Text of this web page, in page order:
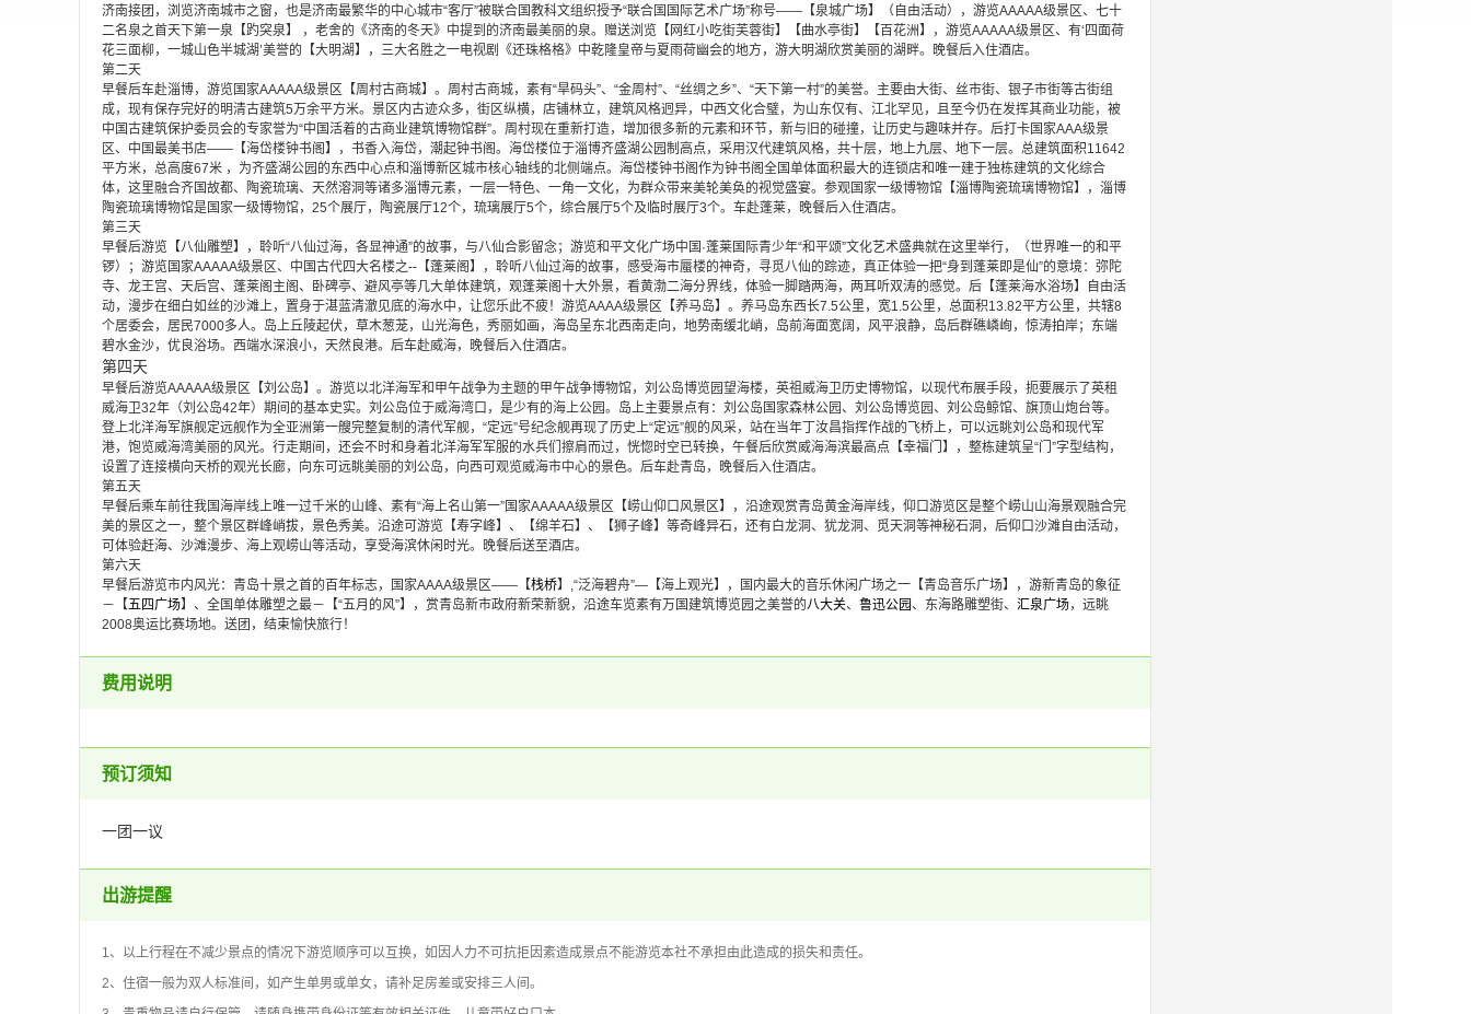
济南接团，浏览济南城市之窗，也是济南最繁华的中心城市“客厅”被联合国教科文组织授予“联合国国际艺术广场”称号——【泉城广场】（自由活动），游览AAAAA级景区、七十
二名泉之首天下第一泉【趵突泉】 ，老舍的《济南的冬天》中提到的济南最美丽的泉。 赠送浏览【网红小吃街芙蓉街】【曲水亭街】【百花洲】，游览AAAAA级景区、有‘四面荷
花三面柳，一城山色半城湖’美誉的【大明湖】，三大名胜之一电视剧《还珠格格》中乾隆皇帝与夏雨荷幽会的地方，游大明湖欣赏美丽的湖畔。晚餐后入住酒店。
第二天
早餐后车赴淄博，游览国家AAAAA级景区【周村古商城】。 周村古商城，素有“旱码头”、“金周村”、“丝绸之乡”、“天下第一村”的美誉。主要由大街、丝市街、银子市街等古街组
成，现有保存完好的明清古建筑5万余平方米。景区内古迹众多，街区纵横，店铺林立，建筑风格迥异，中西文化合璧，为山东仅有、江北罕见，且至今仍在发挥其商业功能，被
中国古建筑保护委员会的专家誉为“中国活着的古商业建筑博物馆群”。周村现在重新打造，增加很多新的元素和环节，新与旧的碰撞，让历史与趣味并存。后打卡国家AAA级景
区、 中国最美书店—— 【海岱楼钟书阁】， 书香入海岱，潮起钟书阁。海岱楼位于淄博齐盛湖公园制高点，采用汉代建筑风格，共十层，地上九层、地下一层。总建筑面积11642
平方米，总高度67米 ，为齐盛湖公园的东西中心点和淄博新区城市核心轴线的北侧端点。海岱楼钟书阁作为钟书阁全国单体面积最大的连锁店和唯一建于独栋建筑的文化综合
体，这里融合齐国故都、陶瓷琉璃、天然溶洞等诸多淄博元素，一层一特色、一角一文化，为群众带来美轮美奂的视觉盛宴。 参观国家一级博物馆【淄博陶瓷琉璃博物馆】，淄博
陶瓷琉璃博物馆是国家一级博物馆， 25个展厅，陶瓷展厅12个，琉璃展厅5个，综合展厅5个及临时展厅3个。车赴蓬莱， 晚餐后入住酒店。
第三天
早餐后游览【八仙雕塑】， 聆听“八仙过海，各显神通”的故事，与八仙合影留念；游览和平文化广场中国 ·蓬莱国际青少年“和平颂”文化艺术盛典就在这里举行，（世界唯一的和平
锣）； 游览国家AAAAA级景区、中国古代四大名楼之-- 【蓬莱阁】，聆听八仙过海的故事，感受海市蜃楼的神奇，寻觅八仙的踪迹，真正体验一把“身到蓬莱即是仙”的意境：弥陀
寺、龙王宫、天后宫、蓬莱阁主阁、卧碑亭、避风亭等几大单体建筑，观蓬莱阁十大外景，看黄渤二海分界线，体验一脚踏两海，两耳听双涛的感觉。后【蓬莱海水浴场】自由活
动，漫步在细白如丝的沙滩上，置身于湛蓝清澈见底的海水中，让您乐此不疲！ 游览AAAA级景区【养马岛】。养马岛东西长7.5公里，宽1.5公里，总面积13.82平方公里，共辖8
个居委会，居民7000多人。岛上丘陵起伏，草木葱茏，山光海色，秀丽如画，海岛呈东北西南走向，地势南缓北峭，岛前海面宽阔，风平浪静，岛后群礁嶙峋，惊涛拍岸；东端
碧水金沙，优良浴场。西端水深浪小，天然良港。后车赴威海，晚餐后入住酒店。
第四天
早餐后游览AAAAA级景区【刘公岛】。游览以北洋海军和甲午战争为主题的甲午战争博物馆，刘公岛博览园望海楼，英祖威海卫历史博物馆，以现代布展手段，扼要展示了英租
威海卫32年（刘公岛42年）期间的基本史实。刘公岛位于威海湾口，是少有的海上公园。岛上主要景点有：刘公岛国家森林公园、刘公岛博览园、刘公岛鲸馆、旗顶山炮台等。
登上北洋海军旗舰定远舰作为全亚洲第一艘完整复制的清代军舰，“定远”号纪念舰再现了历史上“定远”舰的风采，站在当年丁汝昌指挥作战的飞桥上，可以远眺刘公岛和现代军
港，饱览威海湾美丽的风光。行走期间，还会不时和身着北洋海军军服的水兵们擦肩而过，恍惚时空已转换，午餐后欣赏威海海滨最高点【幸福门】，整栋建筑呈“门”字型结构，
设置了连接横向天桥的观光长廊，向东可远眺美丽的刘公岛，向西可观览威海市中心的景色。后车赴青岛，晚餐后入住酒店。
第五天
早餐后乘车前往我国海岸线上唯一过千米的山峰、素有“海上名山第一”国家AAAAA级景区【崂山仰口风景区】，沿途观赏青岛黄金海岸线，仰口游览区是整个崂山山海景观融合完
美的景区之一，整个景区群峰峭拔，景色秀美。沿途可游览【寿字峰】、【绵羊石】、【狮子峰】等奇峰异石，还有白龙洞、犹龙洞、觅天洞等神秘石洞，后仰口沙滩自由活动，
可体验赶海、沙滩漫步、海上观崂山等活动，享受海滨休闲时光。晚餐后送至酒店。
第六天
早餐后游览市内风光：青岛十景之首的百年标志，国家AAAA级景区——【栈桥】,“泛海碧舟”—【海上观光】，国内最大的音乐休闲广场之一【青岛音乐广场】，游新青岛的象征
－【五四广场】、全国单体雕塑之最－【“五月的风”】，赏青岛新市政府新荣新貌，沿途车览素有万国建筑博览园之美誉的八大关、 鲁迅公园、东海路雕塑街、 汇泉广场，远眺
2008奥运比赛场地。送团，结束愉快旅行！
费用说明
预订须知
一团一议
出游提醒
1、以上行程在不减少景点的情况下游览顺序可以互换，如因人力不可抗拒因素造成景点不能游览本社不承担由此造成的损失和责任。
2、住宿一般为双人标准间，如产生单男或单女，请补足房差或安排三人间。